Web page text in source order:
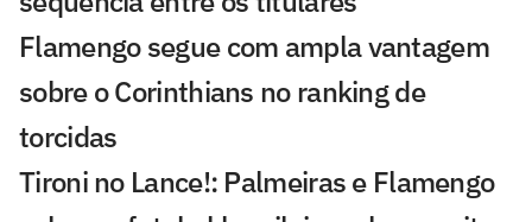
Flamengo segue com ampla vantagem
sobre o Corinthians no ranking de
torcidas
Tironi no Lance!: Palmeiras e Flamengo